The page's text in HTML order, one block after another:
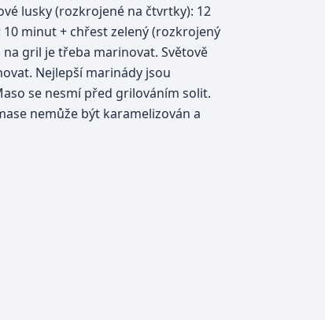
lusky (rozkrojené na čtvrtky): 12
minut + chřest zelený (rozkrojený
gril je třeba marinovat. Světově
Nejlepší marinády jsou
se nesmí před grilováním solit.
nemůže být karamelizován a